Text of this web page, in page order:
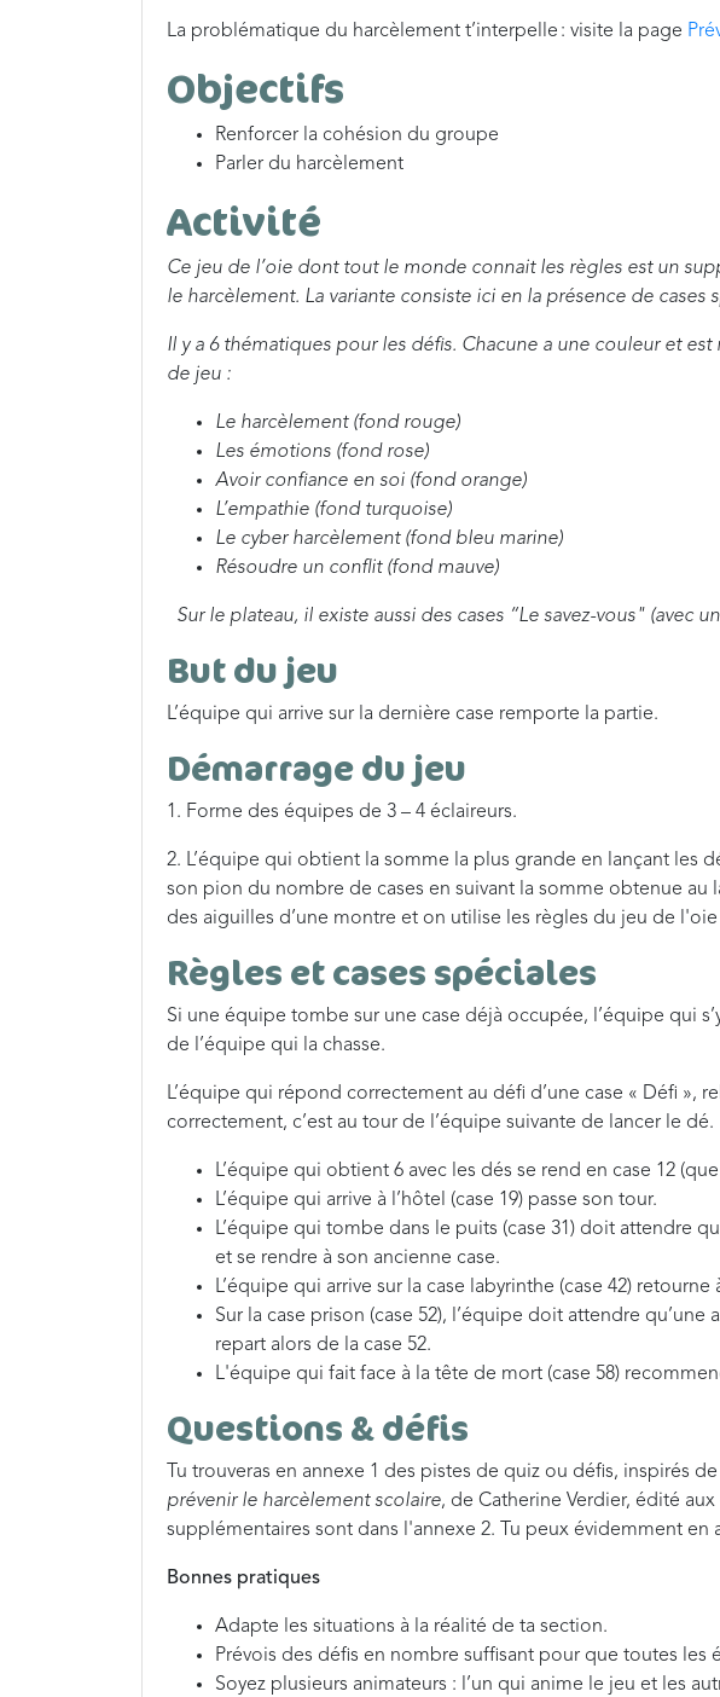
La problématique du harcèlement t’interpelle : visite la page
Objectifs
Renforcer la cohésion du groupe
Parler du harcèlement
Activité
Ce jeu de l’oie dont tout le monde connait les règles est un
le harcèlement. La variante consiste ici en la présence de cases
Il y a 6 thématiques pour les défis. Chacune a une couleur et
de jeu :
Le harcèlement (fond rouge)
Les émotions (fond rose)
Avoir confiance en soi (fond orange)
L’empathie (fond turquoise)
Le cyber harcèlement (fond bleu marine)
Résoudre un conflit (fond mauve)
Sur le plateau, il existe aussi des cases “Le savez-vous" (avec
But du jeu
L’équipe qui arrive sur la dernière case remporte la partie.
Démarrage du jeu
1. Forme des équipes de 3 – 4 éclaireurs.
2. L’équipe qui obtient la somme la plus grande en lançant les
son pion du nombre de cases en suivant la somme obtenue au
des aiguilles d’une montre et on utilise les règles du jeu de
Règles et cases spéciales
Si une équipe tombe sur une case déjà occupée, l’équipe qui
de l’équipe qui la chasse.
L’équipe qui répond correctement au défi d’une case « Défi »,
correctement, c’est au tour de l’équipe suivante de lancer le dé.
L’équipe qui obtient 6 avec les dés se rend en case 12
L’équipe qui arrive à l’hôtel (case 19) passe son tour.
L’équipe qui tombe dans le puits (case 31) doit attendre
et se rendre à son ancienne case.
L’équipe qui arrive sur la case labyrinthe (case 42) retourne
Sur la case prison (case 52), l’équipe doit attendre qu’une
repart alors de la case 52.
L'équipe qui fait face à la tête de mort (case 58)
Questions & défis
Tu trouveras en annexe 1 des pistes de quiz ou défis, inspirés
prévenir le harcèlement scolaire, de Catherine Verdier, édité
supplémentaires sont dans l'annexe 2. Tu peux évidemment en
Bonnes pratiques
Adapte les situations à la réalité de ta section.
Prévois des défis en nombre suffisant pour que toutes les
Soyez plusieurs animateurs : l’un qui anime le jeu et les